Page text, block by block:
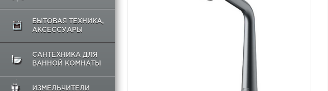
БЫТОВАЯ ТЕХНИКА,
АКСЕССУАРЫ
САНТЕХНИКА ДЛЯ
ВАННОЙ КОМНАТЫ
ИЗМЕЛЬЧИТЕЛИ